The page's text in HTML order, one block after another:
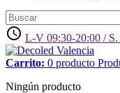
access_time L-V 09:30-20:00 / S.
Carrito: 0 producto
Ningún producto